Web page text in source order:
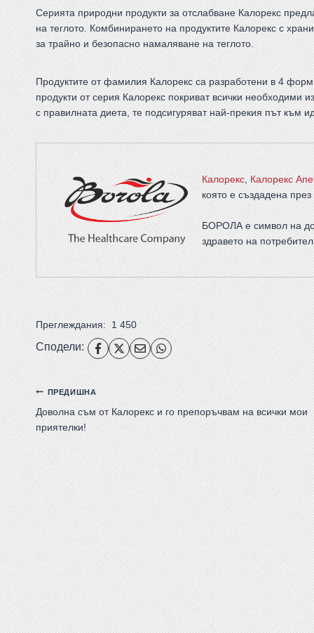
Серията природни продукти за отслабване Калорекс
на теглото. Комбинирането на продуктите Калорекс с
за трайно и безопасно намаляване на теглото.
Продуктите от фамилия Калорекс са разработени в 4
продукти от серия Калорекс покриват всички необходими
с правилната диета, те подсигуряват най-прекия път към
Калорекс,Калорекс
която е създадена през
БОРОЛА е символ на
здравето на
Преглеждания: 1 450
Сподели:
ПРЕДИШНА
Доволна съм от Калорекс и го препоръчвам на всички мои
приятелки!